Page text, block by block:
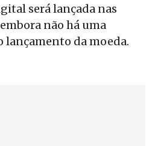
será lançada nas
não há uma
lançamento da moeda.